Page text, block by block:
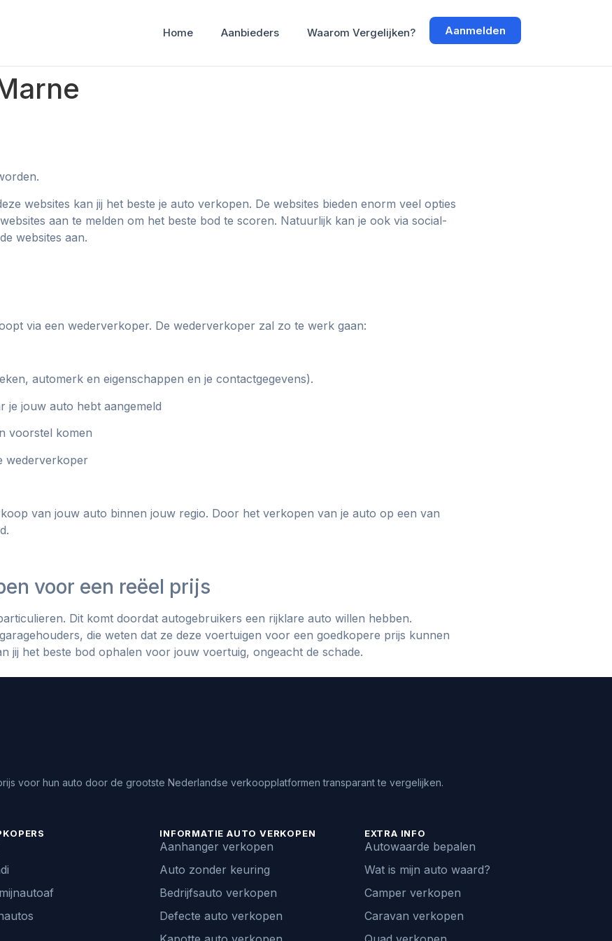
Home Aanbieders Waarom Vergelijken? Aanmelden
websites kan jij het beste je auto verkopen. De websites bieden enorm veel opties
aan te melden om het beste bod te scoren. Natuurlijk kan je ook via social-
websites aan.
via een wederverkoper. De wederverkoper zal zo te werk gaan:
automerk en eigenschappen en je contactgegevens).
je jouw auto hebt aangemeld
voorstel komen
wederverkoper
van jouw auto binnen jouw regio. Door het verkopen van je auto op een van
voor een reëel prijs
Dit komt doordat autogebruikers een rijklare auto willen hebben.
die weten dat ze deze voertuigen voor een goedkopere prijs kunnen
jij het beste bod ophalen voor jouw voertuig, ongeacht de schade.
voor hun auto door de grootste Nederlandse verkoopplatformen transparant te vergelijken.
INFORMATIE AUTO VERKOPEN
Aanhanger verkopen
Auto zonder keuring
Bedrijfsauto verkopen
Defecte auto verkopen
EXTRA INFO
Autowaarde bepalen
Wat is mijn auto waard?
Camper verkopen
Caravan verkopen